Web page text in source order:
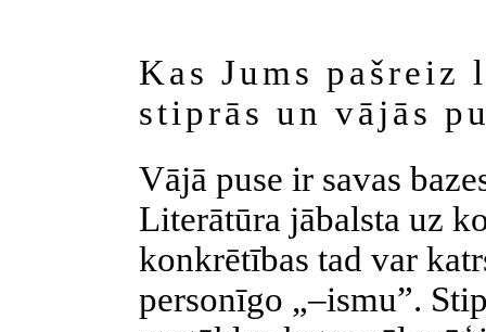
Kas Jums pašreiz
stiprās un vājās
Vājā puse ir savas
Literātūra jābalsta uz
konkrētības tad var
personīgo „–ismu”.